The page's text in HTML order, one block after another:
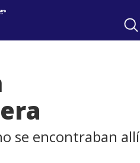
se encontraban allí